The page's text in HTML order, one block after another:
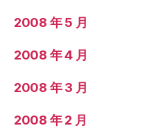
2008 年 5 月
2008 年 4 月
2008 年 3 月
2008 年 2 月